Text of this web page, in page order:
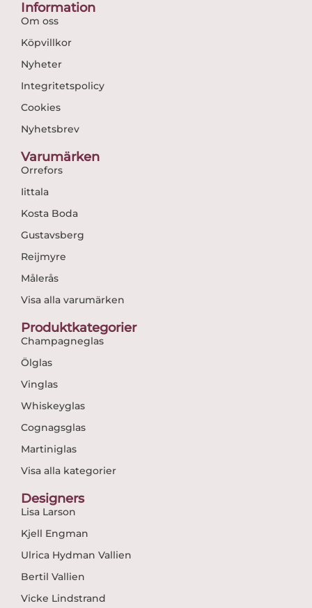
Information
Om oss
Köpvillkor
Nyheter
Integritetspolicy
Cookies
Nyhetsbrev
Varumärken
Orrefors
Iittala
Kosta Boda
Gustavsberg
Reijmyre
Målerås
Visa alla varumärken
Produktkategorier
Champagneglas
Ölglas
Vinglas
Whiskeyglas
Cognagsglas
Martiniglas
Visa alla kategorier
Designers
Lisa Larson
Kjell Engman
Ulrica Hydman Vallien
Bertil Vallien
Vicke Lindstrand